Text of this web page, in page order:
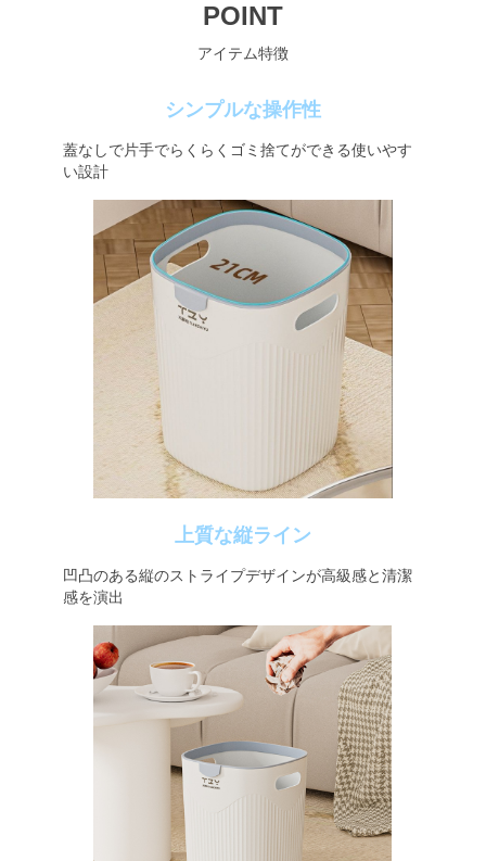
POINT
アイテム特徴
シンプルな操作性
蓋なしで片手でらくらくゴミ捨てができる使いやす
い設計
上質な縦ライン
凹凸のある縦のストライプデザインが高級感と清潔
感を演出